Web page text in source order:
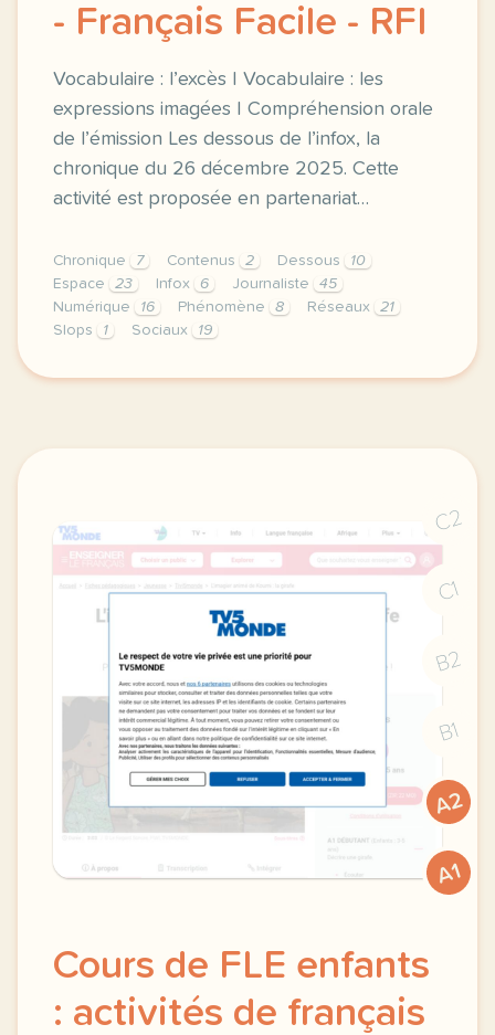
- Français Facile - RFI
Vocabulaire : l’excès | Vocabulaire : les
expressions imagées | Compréhension orale
de l’émission Les dessous de l’infox, la
chronique du 26 décembre 2025. Cette
activité est proposée en partenariat…
Chronique 7 Contenus 2 Dessous
10
Espace
23 Infox 6 Journaliste
45
Numérique
16 Phénomène 8 Réseaux
21
Slops
1 Sociaux 19
exercice b2 le phenomene slop vocabulaire l
C2
C1
B2
B1
A2
A1
Cours de FLE enfants
: activités de français